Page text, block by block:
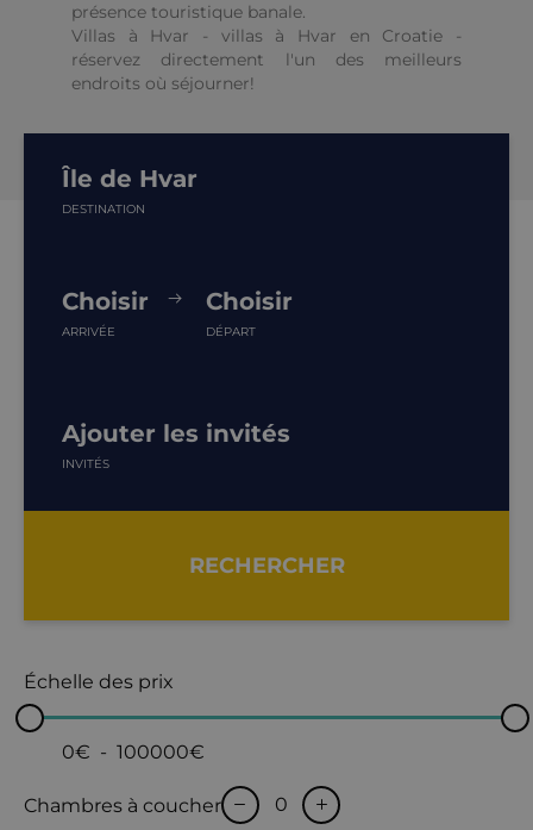
présence touristique banale.
Villas à Hvar - villas à Hvar en Croatie -
réservez directement l'un des meilleurs
endroits où séjourner!
Île de Hvar
DESTINATION
Choisir
ARRIVÉE
Choisir
DÉPART
Ajouter les invités
INVITÉS
RECHERCHER
Échelle des prix
0€ - 100000€
Chambres à coucher